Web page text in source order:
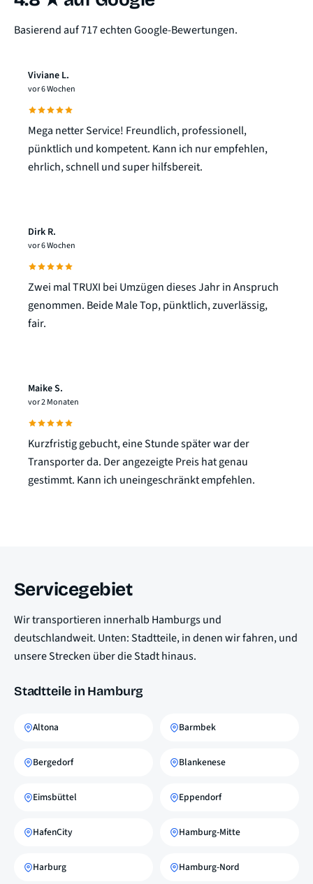
Basierend auf 717 echten Google-Bewertungen.
Viviane L.
vor 6 Wochen
Mega netter Service! Freundlich, professionell,
pünktlich und kompetent. Kann ich nur empfehlen,
ehrlich, schnell und super hilfsbereit.
Dirk R.
vor 6 Wochen
Zwei mal TRUXI bei Umzügen dieses Jahr in Anspruch
genommen. Beide Male Top, pünktlich, zuverlässig,
fair.
Maike S.
vor 2 Monaten
Kurzfristig gebucht, eine Stunde später war der
Transporter da. Der angezeigte Preis hat genau
gestimmt. Kann ich uneingeschränkt empfehlen.
Servicegebiet
Wir transportieren innerhalb Hamburgs und
deutschlandweit. Unten: Stadtteile, in denen wir fahren, und
unsere Strecken über die Stadt hinaus.
Stadtteile in Hamburg
Altona Barmbek
Bergedorf Blankenese
Eimsbüttel Eppendorf
HafenCity Hamburg-Mitte
Harburg Hamburg-Nord